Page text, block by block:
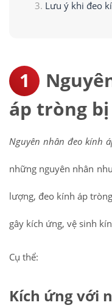
Lưu ý khi đeo
áp tròng
Nguyên nhân đeo kính
những nguyên nhân
lượng, đeo kính áp
gây kích ứng, vệ sinh
Cụ thể:
Kích ứng với